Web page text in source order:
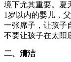
境下尤其重要。夏
1岁以内的婴儿，
一张席子，让孩子
不要让孩子在太阳
二、清洁